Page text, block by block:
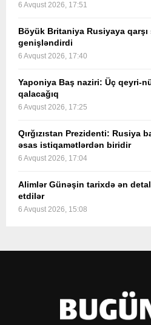
6 Avqust 2026, 17:51
Böyük Britaniya Rusiyaya qarşı
genişləndirdi
6 Avqust 2026, 17:40
Yaponiya Baş naziri: Üç qeyri-
qalacağıq
6 Avqust 2026, 17:25
Qırğızıstan Prezidenti: Rusiya
əsas istiqamətlərdən biridir
6 Avqust 2026, 17:04
Alimlər Günəşin tarixdə ən
etdilər
6 Avqust 2026, 15:08